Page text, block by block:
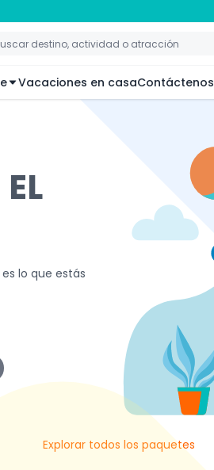
Vacaciones en casaContáctenos
lo que estás
Explorar todos los paquetes